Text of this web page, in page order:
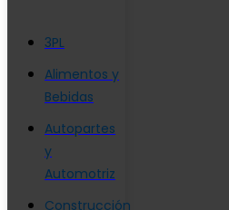
3PL
Alimentos y
Bebidas
Autopartes
y
Automotriz
Construcción